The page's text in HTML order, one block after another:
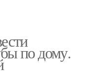
по дому.